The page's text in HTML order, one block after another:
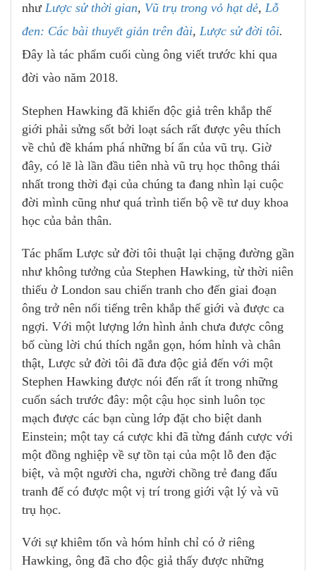
như Lược sử thời gian, Vũ trụ trong vỏ hạt dẻ, Lỗ
đen: Các bài thuyết giản trên đài, Lược sử đời tôi.
Đây là tác phẩm cuối cùng ông viết trước khi qua
đời vào năm 2018.
Stephen Hawking đã khiến độc giả trên khắp thế
giới phải sửng sốt bởi loạt sách rất được yêu thích
về chủ đề khám phá những bí ẩn của vũ trụ. Giờ
đây, có lẽ là lần đầu tiên nhà vũ trụ học thông thái
nhất trong thời đại của chúng ta đang nhìn lại cuộc
đời mình cũng như quá trình tiến bộ về tư duy khoa
học của bản thân.
Tác phẩm Lược sử đời tôi thuật lại chặng đường gần
như không tưởng của Stephen Hawking, từ thời niên
thiếu ở London sau chiến tranh cho đến giai đoạn
ông trở nên nổi tiếng trên khắp thế giới và được ca
ngợi. Với một lượng lớn hình ảnh chưa được công
bố cùng lời chú thích ngắn gọn, hóm hỉnh và chân
thật, Lược sử đời tôi đã đưa độc giả đến với một
Stephen Hawking được nói đến rất ít trong những
cuốn sách trước đây: một cậu học sinh luôn tọc
mạch được các bạn cùng lớp đặt cho biệt danh
Einstein; một tay cá cược khi đã từng đánh cược với
một đồng nghiệp về sự tồn tại của một lỗ đen đặc
biệt, và một người cha, người chồng trẻ đang đấu
tranh để có được một vị trí trong giới vật lý và vũ
trụ học.
Với sự khiêm tốn và hóm hỉnh chỉ có ở riêng
Hawking, ông đã cho độc giả thấy được những